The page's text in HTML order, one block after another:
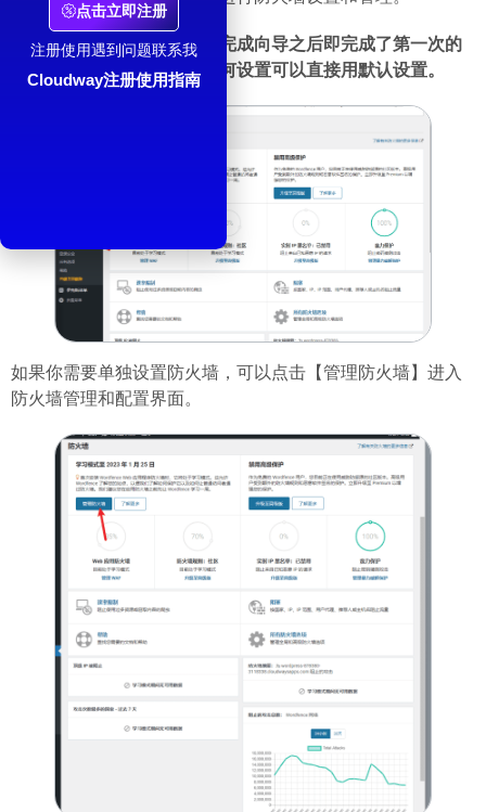
第一次进入会有一个向导，完成向导之后即完成了第一次的
默认设置，如果你不知道如何设置可以直接用默认设置。
如果你需要单独设置防火墙，可以点击【管理防火墙】进入
防火墙管理和配置界面。
点击立即注册
注册使用遇到问题联系我
Cloudway注册使用指南